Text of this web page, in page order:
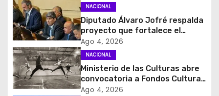
i
ó
n
d
e
NACIONAL
Diputado Álvaro Jofré respalda
proyecto que fortalece el
control de identidad durante
estados de excepción
Ago 4, 2026
NACIONAL
Ministerio de las Culturas abre
convocatoria a Fondos Cultura
2027 con foco en
Ago 4, 2026